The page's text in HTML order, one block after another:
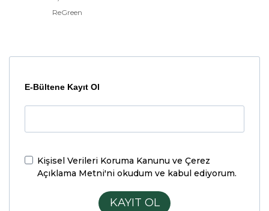
ReGreen
E-Bültene Kayıt Ol
Kişisel Verileri Koruma Kanunu ve Çerez
Açıklama Metni'ni okudum ve kabul ediyorum.
KAYIT OL